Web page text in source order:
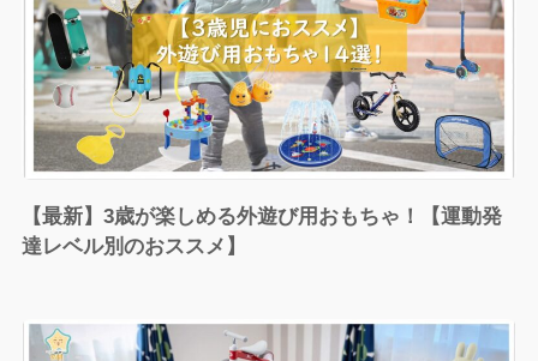
【最新】3歳が楽しめる外遊び用おもちゃ！【運動発
達レベル別のおススメ】